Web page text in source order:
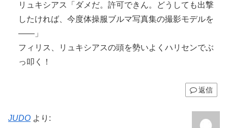
リュキシアス「ダメだ。許可できん。どうしても出撃
したければ、今度体操服ブルマ写真集の撮影モデルを
——」
フィリス、リュキシアスの頭を勢いよくハリセンでぶ
っ叩く！
返信
JUDO より: